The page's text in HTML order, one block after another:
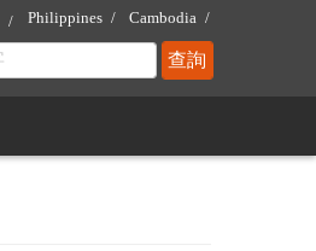
Philippines Cambodia